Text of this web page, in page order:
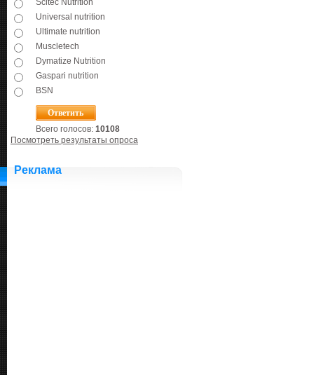
Scitec Nutrition
Universal nutrition
Ultimate nutrition
Muscletech
Dymatize Nutrition
Gaspari nutrition
BSN
Всего голосов: 10108
Посмотреть результаты опроса
Реклама